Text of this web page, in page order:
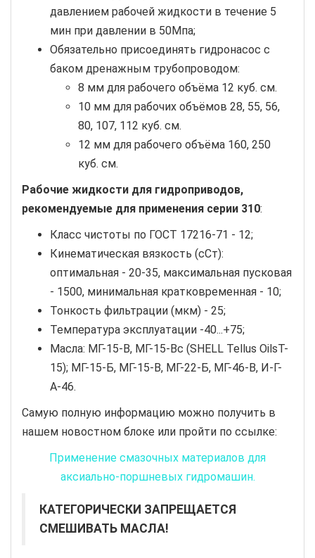
давлением рабочей жидкости в течение 5
мин при давлении в 50Мпа;
Обязательно присоединять гидронасос с
баком дренажным трубопроводом:
8 мм для рабочего объёма 12 куб. см.
10 мм для рабочих объёмов 28, 55, 56,
80, 107, 112 куб. см.
12 мм для рабочего объёма 160, 250
куб. см.
Рабочие жидкости для гидроприводов,
рекомендуемые для применения серии 310:
Класс чистоты по ГОСТ 17216-71 - 12;
Кинематическая вязкость (сСт):
оптимальная - 20-35, максимальная пусковая
- 1500, минимальная кратковременная - 10;
Тонкость фильтрации (мкм) - 25;
Температура эксплуатации -40...+75;
Масла: МГ-15-В, МГ-15-Вс (SHELL Tellus OilsT-
15); МГ-15-Б, МГ-15-В, МГ-22-Б, МГ-46-В, И-Г-
А-46.
Самую полную информацию можно получить в
нашем новостном блоке или пройти по ссылке:
Применение смазочных материалов для
аксиально-поршневых гидромашин.
КАТЕГОРИЧЕСКИ ЗАПРЕЩАЕТСЯ
СМЕШИВАТЬ МАСЛА!